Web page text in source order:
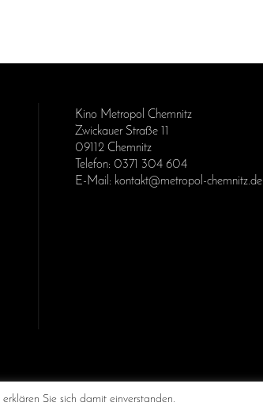
Kino Metropol Chemnitz
Zwickauer Straße 11
09112 Chemnitz
Telefon: 0371 304 604
E-Mail: kontakt@metropol-chemnitz.de
Metropol Chemnitz
Sie sich damit einverstanden.